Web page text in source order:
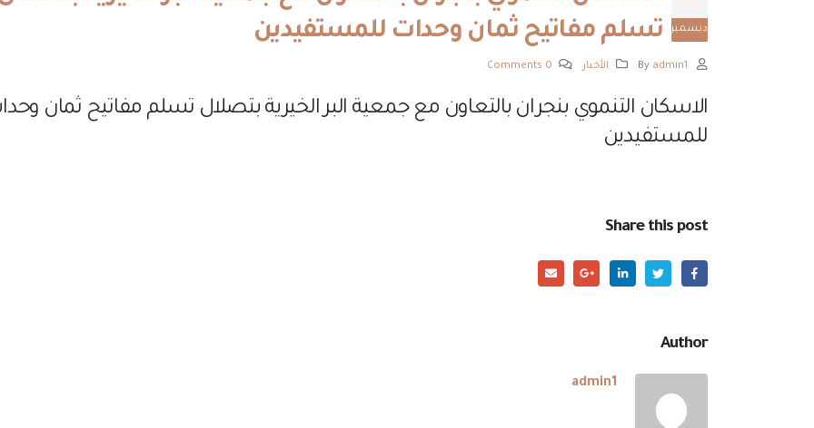
ديسمبر
تسلم مفاتيح ثمان وحدات للمستفيدين
admin1 الأخبار 0 Comments
الاسكان التنموي بنجران بالتعاون مع جمعية البر الخيرية بتصلال تسلم مفاتيح ثمان
للمستفيدين
Share this post
Author
admin1